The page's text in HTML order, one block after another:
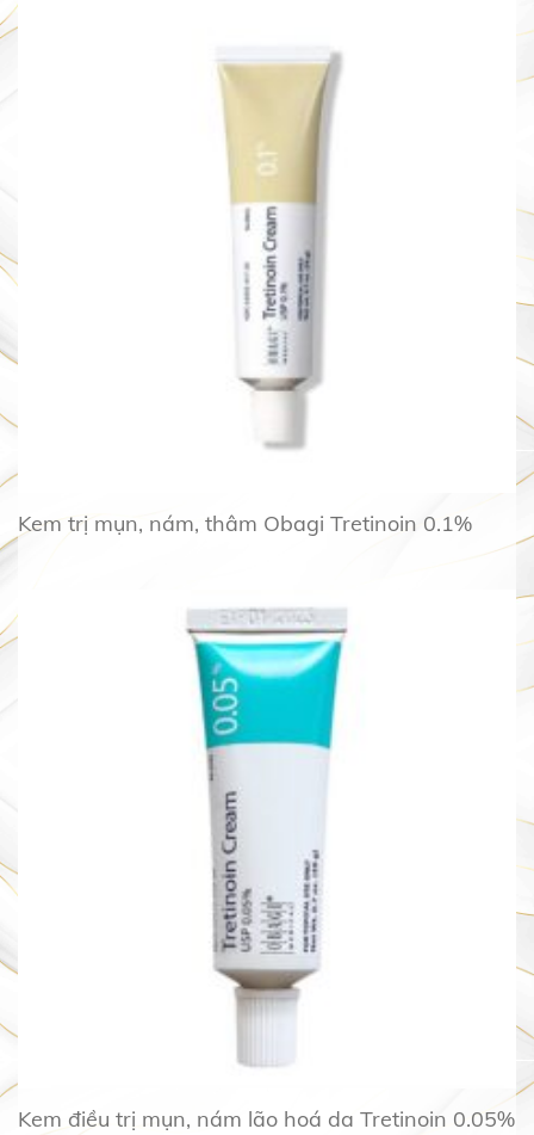
Kem trị mụn, nám, thâm Obagi Tretinoin 0.1%
Kem điều trị mụn, nám lão hoá da Tretinoin 0.05%